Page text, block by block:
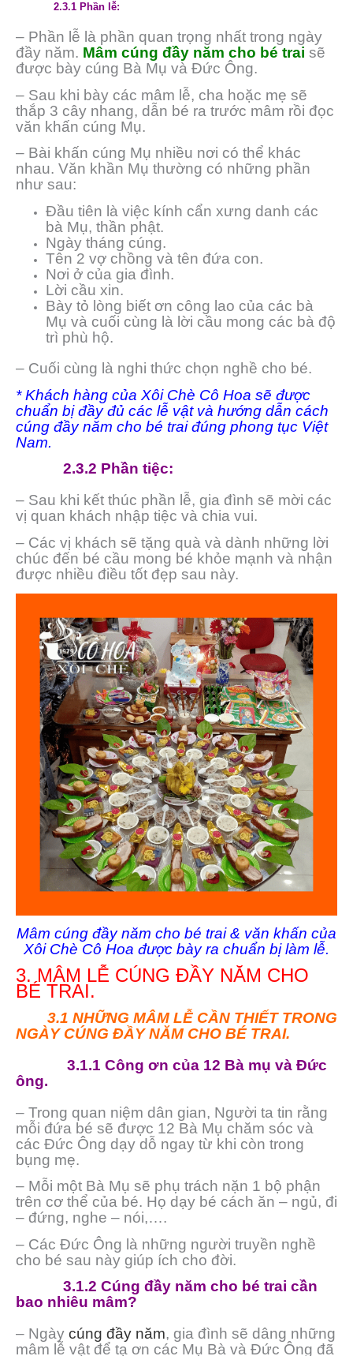
2.3.1 Phần lễ:
– Phần lễ là phần quan trọng nhất trong ngày
đầy năm. Mâm cúng đầy năm cho bé trai sẽ
được bày cúng Bà Mụ và Đức Ông.
– Sau khi bày các mâm lễ, cha hoặc mẹ sẽ
thắp 3 cây nhang, dẫn bé ra trước mâm rồi đọc
văn khấn cúng Mụ.
– Bài khấn cúng Mụ nhiều nơi có thể khác
nhau. Văn khần Mụ thường có những phần
như sau:
Đầu tiên là việc kính cẩn xưng danh các
bà Mụ, thần phật.
Ngày tháng cúng.
Tên 2 vợ chồng và tên đứa con.
Nơi ở của gia đình.
Lời cầu xin.
Bày tỏ lòng biết ơn công lao của các bà
Mụ và cuối cùng là lời cầu mong các bà độ
trì phù hộ.
– Cuối cùng là nghi thức chọn nghề cho bé.
* Khách hàng của Xôi Chè Cô Hoa sẽ được
chuẩn bị đầy đủ các lễ vật và hướng dẫn cách
cúng đầy năm cho bé traiđúng phong tục Việt
Nam.
2.3.2 Phần tiệc:
– Sau khi kết thúc phần lễ, gia đình sẽ mời các
vị quan khách nhập tiệc và chia vui.
– Các vị khách sẽ tặng quà và dành những lời
chúc đến bé cầu mong bé khỏe mạnh và nhận
được nhiều điều tốt đẹp sau này.
Mâm cúng đầy năm cho bé trai & văn khấn của
Xôi Chè Cô Hoa được bày ra chuẩn bị làm lễ.
3. MÂM LỄ CÚNG ĐẦY NĂM CHO
BÉ TRAI.
3.1 NHỮNG MÂM LỄ CẦN THIẾT TRONG
NGÀY CÚNG ĐẦY NĂM CHO BÉ TRAI.
3.1.1 Công ơn của 12 Bà mụ và Đức
ông.
– Trong quan niệm dân gian, Người ta tin rằng
mỗi đứa bé sẽ được 12 Bà Mụ chăm sóc và
các Đức Ông dạy dỗ ngay từ khi còn trong
bụng mẹ.
– Mỗi một Bà Mụ sẽ phụ trách nặn 1 bộ phận
trên cơ thể của bé. Họ dạy bé cách ăn – ngủ, đi
– đứng, nghe – nói,….
– Các Đức Ông là những người truyền nghề
cho bé sau này giúp ích cho đời.
3.1.2 Cúng đầy năm cho bé trai cần
bao nhiêu mâm?
– Ngày cúng đầy năm, gia đình sẽ dâng những
mâm lễ vật để tạ ơn các Mụ Bà và Đức Ông đã